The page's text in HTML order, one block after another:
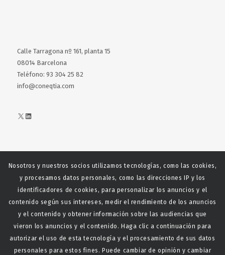
Calle Tarragona nº 161, planta 15
08014 Barcelona
Teléfono: 93 304 25 82
info@coneqtia.com
X LinkedIn
Web realizada con el patrocinio del Centro Español del Centro
Español de Derechos Reprofráficos
Nosotros y nuestros socios utilizamos tecnologías, como las cookies,
y procesamos datos personales, como las direcciones IP y los
identificadores de cookies, para personalizar los anuncios y el
contenido según sus intereses, medir el rendimiento de los anuncios
y el contenido y obtener información sobre las audiencias que
vieron los anuncios y el contenido. Haga clic a continuación para
autorizar el uso de esta tecnología y el procesamiento de sus datos
personales para estos fines. Puede cambiar de opinión y cambiar